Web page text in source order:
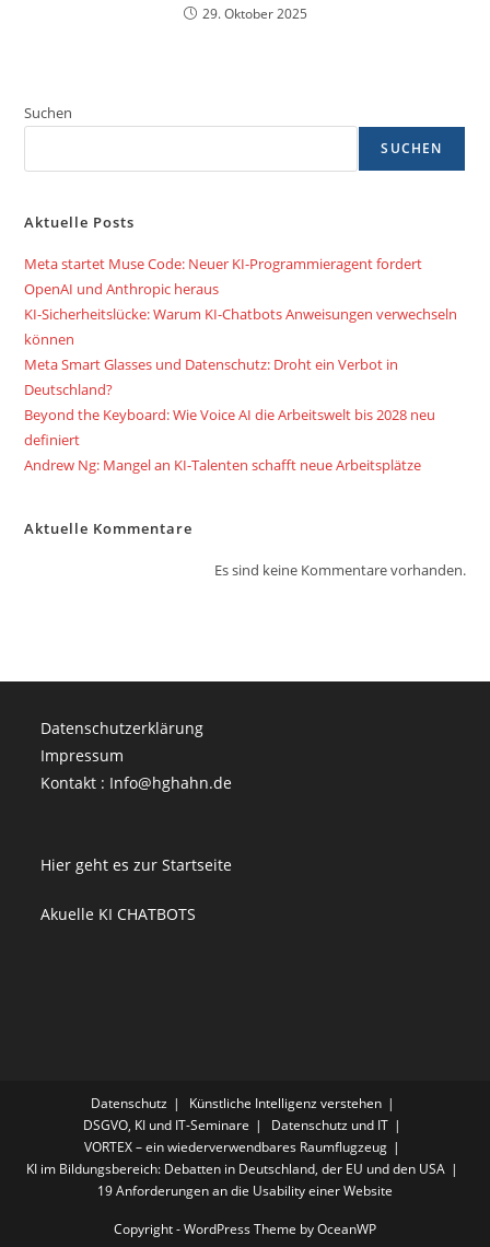
29. Oktober 2025
Suchen
SUCHEN
Aktuelle Posts
Meta startet Muse Code: Neuer KI-Programmieragent fordert
OpenAI und Anthropic heraus
KI-Sicherheitslücke: Warum KI-Chatbots Anweisungen verwechseln
können
Meta Smart Glasses und Datenschutz: Droht ein Verbot in
Deutschland?
Beyond the Keyboard: Wie Voice AI die Arbeitswelt bis 2028 neu
definiert
Andrew Ng: Mangel an KI-Talenten schafft neue Arbeitsplätze
Aktuelle Kommentare
Es sind keine Kommentare vorhanden.
Datenschutzerklärung
Impressum
Kontakt : Info@hghahn.de
Hier geht es zur Startseite
Akuelle KI CHATBOTS
Datenschutz
Künstliche Intelligenz verstehen
DSGVO, KI und IT-Seminare
Datenschutz und IT
VORTEX – ein wiederverwendbares Raumflugzeug
KI im Bildungsbereich: Debatten in Deutschland, der EU und den USA
19 Anforderungen an die Usability einer Website
Copyright - WordPress Theme by OceanWP